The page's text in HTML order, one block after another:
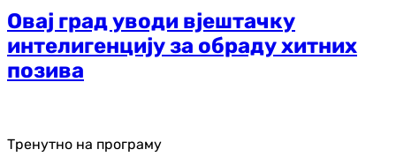
Овај град уводи вјештачку
интелигенцију за обраду хитних
позива
Тренутно на програму